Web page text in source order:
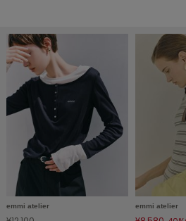
emmi atelier emmi atelier